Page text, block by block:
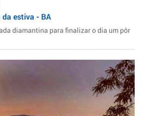
estiva - BA
diamantina para finalizar o dia um pôr